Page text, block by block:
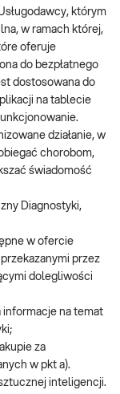
którym
w ramach której,
oferuje
do bezpłatnego
dostosowana do
na tablecie
działanie, w
chorobom,
świadomość
Diagnostyki,
w ofercie
przez
dolegliwości
informacje na temat
za
w pkt a).
inteligencji.